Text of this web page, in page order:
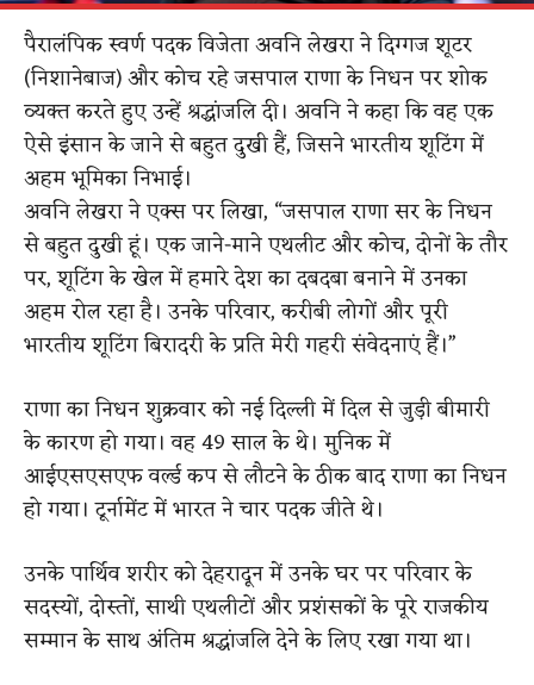
पैरालंपिक स्वर्ण पदक विजेता अवनि लेखरा ने दिग्गज शूटर
(निशानेबाज) और कोच रहे जसपाल राणा के निधन पर शोक
व्यक्त करते हुए उन्हें श्रद्धांजलि दी। अवनि ने कहा कि वह एक
ऐसे इंसान के जाने से बहुत दुखी हैं, जिसने भारतीय शूटिंग में
अहम भूमिका निभाई।
अवनि लेखरा ने एक्स पर लिखा, “जसपाल राणा सर के निधन
से बहुत दुखी हूं। एक जाने-माने एथलीट और कोच, दोनों के तौर
पर, शूटिंग के खेल में हमारे देश का दबदबा बनाने में उनका
अहम रोल रहा है। उनके परिवार, करीबी लोगों और पूरी
भारतीय शूटिंग बिरादरी के प्रति मेरी गहरी संवेदनाएं हैं।”
राणा का निधन शुक्रवार को नई दिल्ली में दिल से जुड़ी बीमारी
के कारण हो गया। वह 49 साल के थे। मुनिक में
आईएसएसएफ वर्ल्ड कप से लौटने के ठीक बाद राणा का निधन
हो गया। टूर्नामेंट में भारत ने चार पदक जीते थे।
उनके पार्थिव शरीर को देहरादून में उनके घर पर परिवार के
सदस्यों, दोस्तों, साथी एथलीटों और प्रशंसकों के पूरे राजकीय
सम्मान के साथ अंतिम श्रद्धांजलि देने के लिए रखा गया था।